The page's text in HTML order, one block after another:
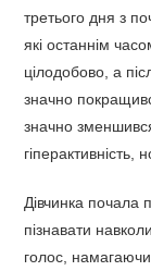
третього дня з
які останнім
цілодобово, а
значно
значно
гіперактивність,
Дівчинка почала
пізнавати
голос,